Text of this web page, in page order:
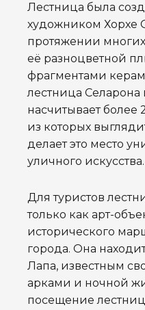
Лестница была
художником Хорхе
протяжении
её разноцветной
фрагментами
лестница
насчитывает более
из которых
делает это место
уличного искусства.
Для туристов
только как арт-
исторического
города. Она
Лапа, известным
арками и ночной
посещение